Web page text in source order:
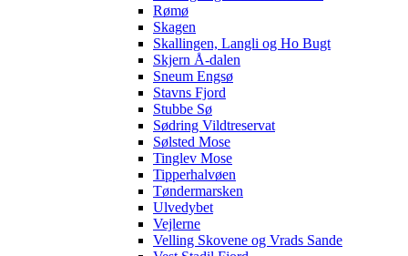
Rømø
Skagen
Skallingen, Langli og Ho Bugt
Skjern Å-dalen
Sneum Engsø
Stavns Fjord
Stubbe Sø
Sødring Vildtreservat
Sølsted Mose
Tinglev Mose
Tipperhalvøen
Tøndermarsken
Ulvedybet
Vejlerne
Velling Skovene og Vrads Sande